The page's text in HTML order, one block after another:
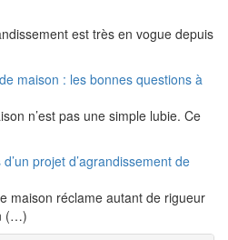
est très en vogue depuis
maison : les bonnes questions à
n’est pas une simple lubie. Ce
projet d’agrandissement de
maison réclame autant de rigueur
(…)